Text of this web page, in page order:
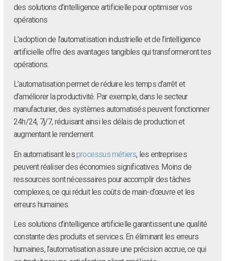
des solutions d’intelligence artificielle pour optimiser vos
opérations
L’adoption de l’automatisation industrielle et de l’intelligence
artificielle offre des avantages tangibles qui transformeront tes
opérations.
L’automatisation permet de réduire les temps d’arrêt et
d’améliorer la productivité. Par exemple, dans le secteur
manufacturier, des systèmes automatisés peuvent fonctionner
24h/24, 7j/7, réduisant ainsi les délais de production et
augmentant le rendement.
En automatisant lesprocessus métiers, les entreprises
peuvent réaliser des économies significatives. Moins de
ressources sont nécessaires pour accomplir des tâches
complexes, ce qui réduit les coûts de main-d’œuvre et les
erreurs humaines.
Les solutions d’intelligence artificielle garantissent une qualité
constante des produits et services. En éliminant les erreurs
humaines, l’automatisation assure une précision accrue, ce qui